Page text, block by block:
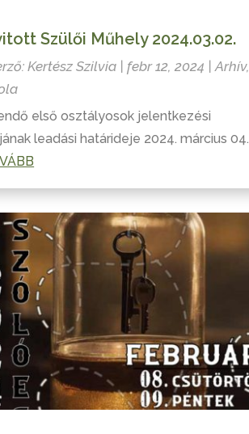
Szülői Műhely 2024.03.02.
Kertész Szilvia | febr 12, 2024 |Arhív,
első osztályosok jelentkezési
leadási határideje 2024. március 04.